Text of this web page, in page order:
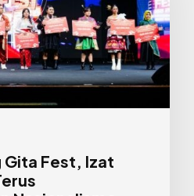
Gita Fest, Izat